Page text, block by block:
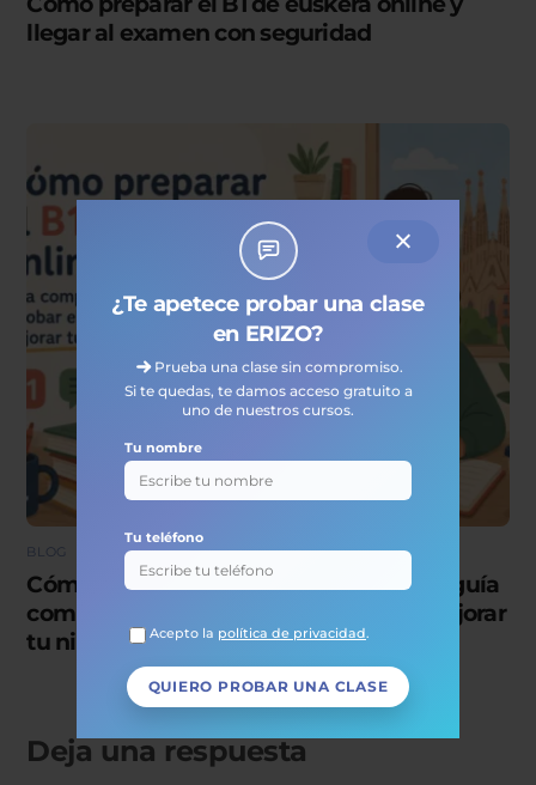
¿Te apetece probar una clase
en ERIZO?
Prueba una clase sin compromiso.
Si te quedas, te damos acceso gratuito a
uno de nuestros cursos.
Tu nombre
Tu teléfono
Acepto la política de privacidad.
llegar al examen con seguridad
BLOG
Cómo preparar el B1 de catalán online: guía
completa para aprobar el examen y mejorar
tu nivel
Deja una respuesta